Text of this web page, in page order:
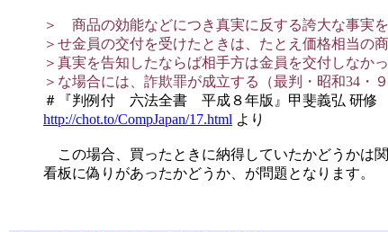
＞ 商品の効能などにつき真実に反する誇大な事実
＞せ金員の交付を受けたときは、たとえ価格相当の
＞真実を告知したならば相手方は金員を交付しなか
＞な場合には、詐欺罪が成立する（最判・昭和34・９
＃『判例付 六法全書 平成８年版』甲斐義弘 研
http://chot.to/CompJapan/17.html より
この場合、買ったときに納得していたかどうかは関
看板に偽りがあったかどうか、が問題となります。